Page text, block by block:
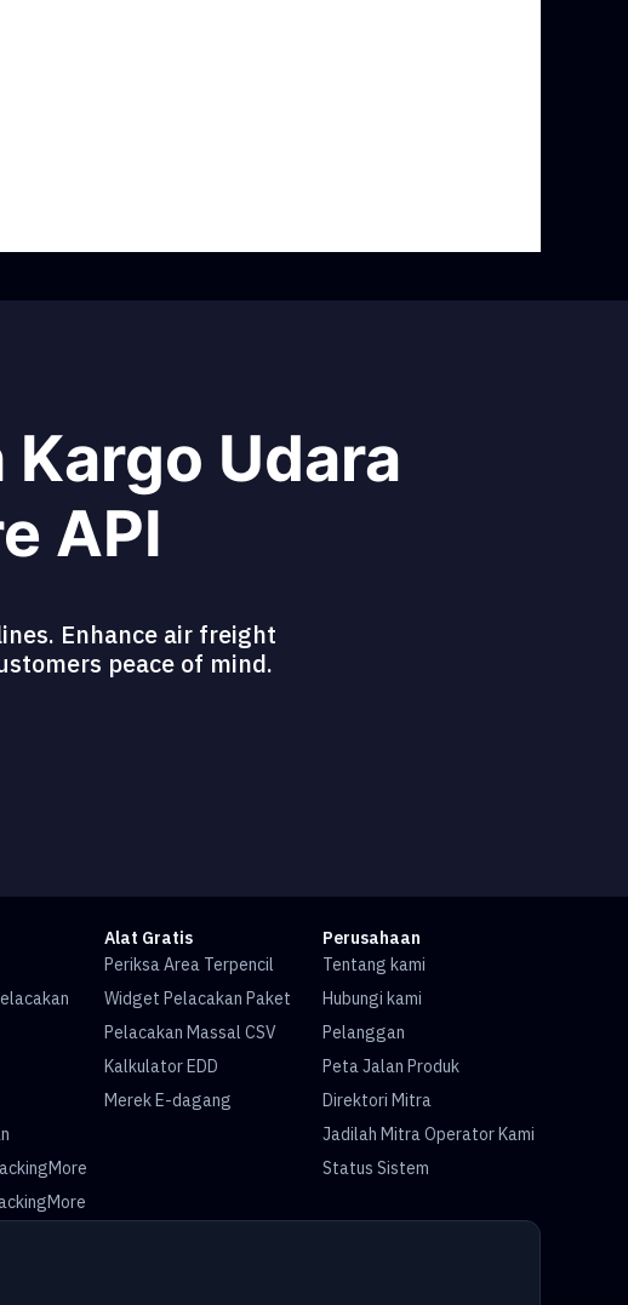
Udara
API
Enhance air freight
peace of mind.
Alat Gratis
Periksa Area Terpencil
Widget Pelacakan Paket
Pelacakan Massal CSV
Kalkulator EDD
Merek E-dagang
Perusahaan
Tentang kami
Hubungi kami
Pelanggan
Peta Jalan Produk
Direktori Mitra
Jadilah Mitra Operator Kami
Status Sistem